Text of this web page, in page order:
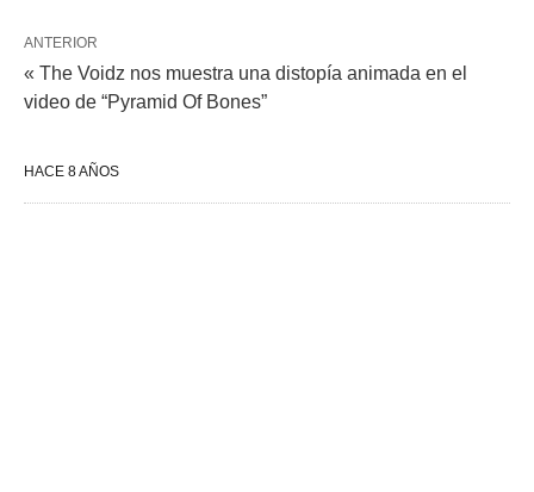
ANTERIOR
« The Voidz nos muestra una distopía animada en el
video de “Pyramid Of Bones”
HACE 8 AÑOS